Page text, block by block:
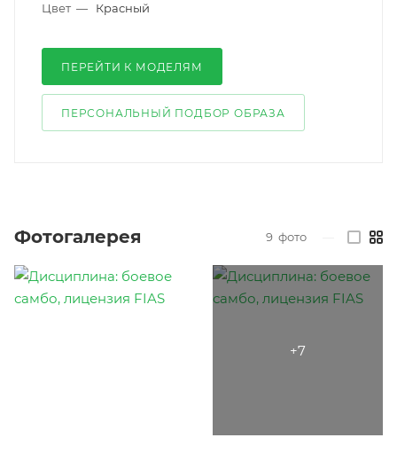
Цвет — Красный
ПЕРЕЙТИ К МОДЕЛЯМ
ПЕРСОНАЛЬНЫЙ ПОДБОР ОБРАЗА
Фотогалерея 9 фото